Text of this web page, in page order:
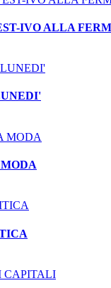
IVO ALLA